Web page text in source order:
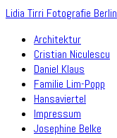
Lidia Tirri Fotografie Berlin
Architektur
Cristian Niculescu
Daniel Klaus
Familie Lim-Popp
Hansaviertel
Impressum
Josephine Belke